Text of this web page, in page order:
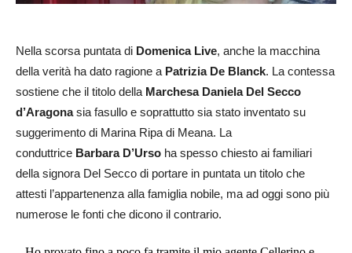
Nella scorsa puntata di Domenica Live, anche la macchina
della verità ha dato ragione a Patrizia De Blanck. La contessa
sostiene che il titolo della Marchesa Daniela Del Secco
d’Aragonasia fasullo e soprattutto sia stato inventato su
suggerimento di Marina Ripa di Meana. La
conduttrice Barbara D’Urso ha spesso chiesto ai familiari
della signora Del Secco di portare in puntata un titolo che
attesti l’appartenenza alla famiglia nobile, ma ad oggi sono più
numerose le fonti che dicono il contrario.